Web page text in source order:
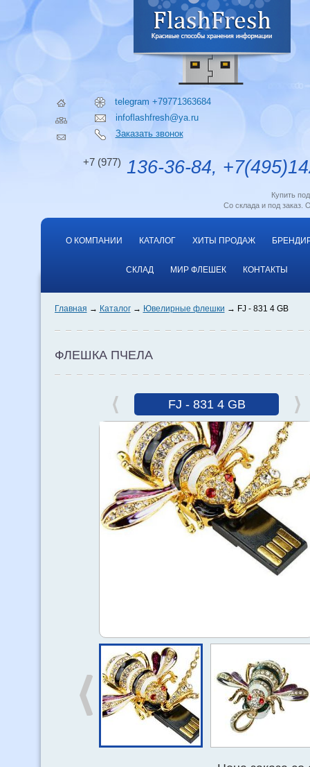
telegram +79771363684
infoflashfresh@ya.ru
Заказать звонок
+7 (977) 136-36-84,
Купить
Со склада и под заказ.
О КОМПАНИИ КАТАЛОГ ХИТЫ ПРОДАЖ
СКЛАД МИР ФЛЕШЕК КОНТАКТЫ
Главная Каталог Ювелирные флешки FJ - 831 4 GB
ФЛЕШКА ПЧЕЛА
FJ - 831 4 GB